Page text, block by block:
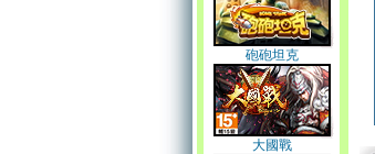
砲砲坦克
大國戰